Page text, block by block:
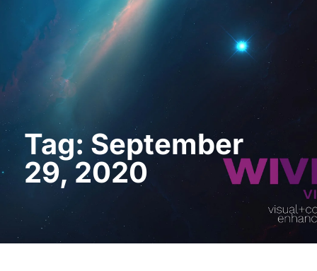
Demo anfordern
Tag: September
29, 2020